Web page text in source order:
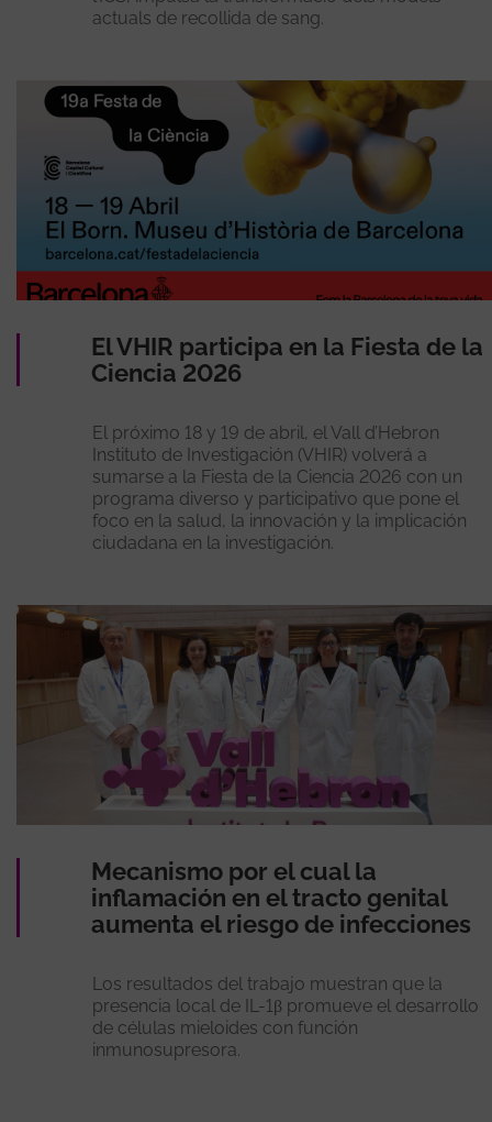
actuals de recollida de sang.
El VHIR participa en la Fiesta de la
Ciencia 2026
El próximo 18 y 19 de abril, el Vall d’Hebron
Instituto de Investigación (VHIR) volverá a
sumarse a la Fiesta de la Ciencia 2026 con un
programa diverso y participativo que pone el
foco en la salud, la innovación y la implicación
ciudadana en la investigación.
Mecanismo por el cual la
inflamación en el tracto genital
aumenta el riesgo de infecciones
Los resultados del trabajo muestran que la
presencia local de IL-1β promueve el desarrollo
de células mieloides con función
inmunosupresora.